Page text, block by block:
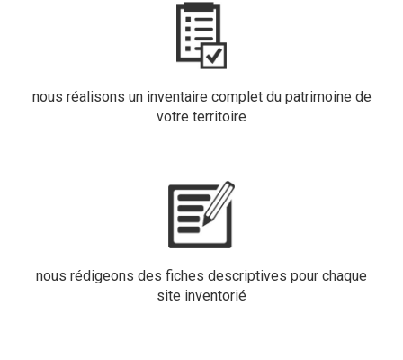
nous réalisons un inventaire complet du patrimoine de
votre territoire
nous rédigeons des fiches descriptives pour chaque
site inventorié